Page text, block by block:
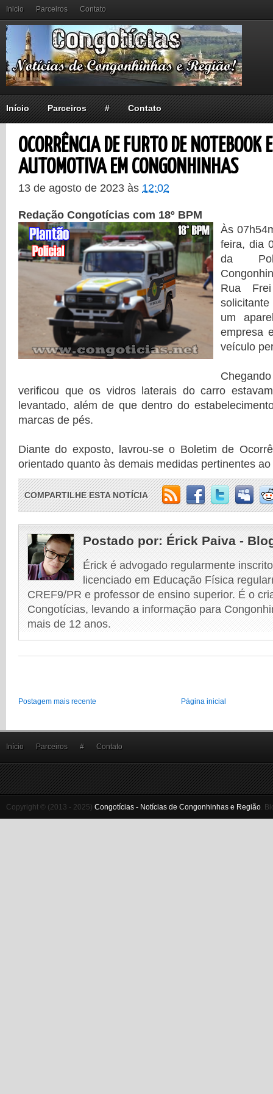
Inicio Parceiros Contato
Início Parceiros # Contato
OCORRÊNCIA DE FURTO DE NOTEBOOK
AUTOMOTIVA EM CONGONHINHAS
13 de agosto de 2023 às 12:02
Redação Congotícias com 18º BPM
Às
feira, dia
da
Rua
um
empresa
veículo
verificou que os vidros laterais do carro
levantado, além de que dentro do
marcas de pés.
Diante do exposto, lavrou-se o Boletim de
orientado quanto às demais medidas pertinentes ao
COMPARTILHE ESTA NOTÍCIA
Postado por: Érick Paiva -
Érick é advogado regularmente
licenciado em Educação Física
CREF9/PR e professor de ensino superior. É o
Congotícias, levando a informação para
mais de 12 anos.
Postagem mais recente Página inicial
Início Parceiros # Contato
Copyright © (2013 - 2025) Congotícias - Notícias de Congonhinhas e Região.